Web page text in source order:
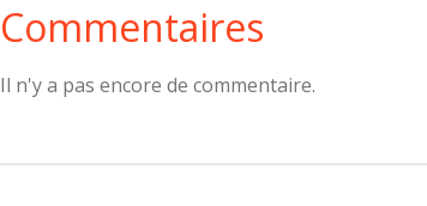
Commentaires
Il n'y a pas encore de commentaire.